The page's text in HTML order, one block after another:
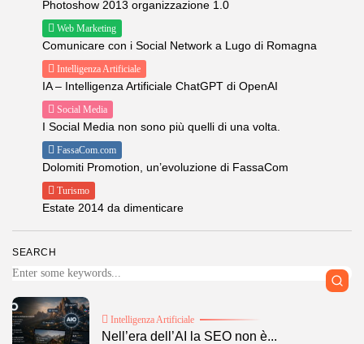
SEARCH
Intelligenza Artificiale
Nell’era dell’AI la SEO non è...
Photoshow 2013 organizzazione 1.0
Web Marketing
Comunicare con i Social Network a Lugo di Romagna
Intelligenza Artificiale
IA – Intelligenza Artificiale ChatGPT di OpenAI
Social Media
I Social Media non sono più quelli di una volta.
FassaCom.com
Dolomiti Promotion, un’evoluzione di FassaCom
Turismo
Estate 2014 da dimenticare